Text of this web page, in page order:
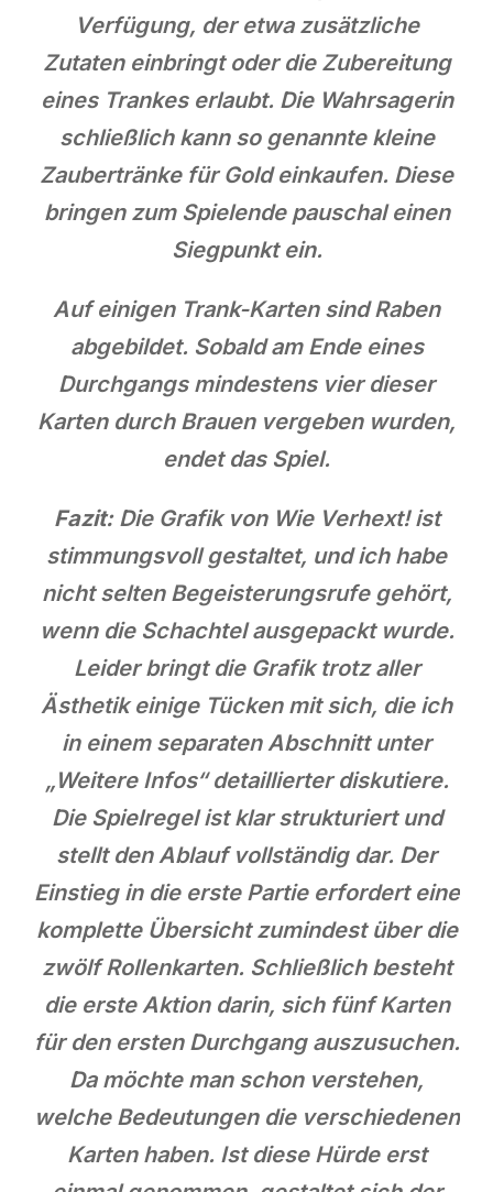
Verfügung, der etwa zusätzliche
Zutaten einbringt oder die Zubereitung
eines Trankes erlaubt. Die Wahrsagerin
schließlich kann so genannte kleine
Zaubertränke für Gold einkaufen. Diese
bringen zum Spielende pauschal einen
Siegpunkt ein.
Auf einigen Trank-Karten sind Raben
abgebildet. Sobald am Ende eines
Durchgangs mindestens vier dieser
Karten durch Brauen vergeben wurden,
endet das Spiel.
Fazit:Die Grafik von Wie Verhext! ist
stimmungsvoll gestaltet, und ich habe
nicht selten Begeisterungsrufe gehört,
wenn die Schachtel ausgepackt wurde.
Leider bringt die Grafik trotz aller
Ästhetik einige Tücken mit sich, die ich
in einem separaten Abschnitt unter
„Weitere Infos“ detaillierter diskutiere.
Die Spielregel ist klar strukturiert und
stellt den Ablauf vollständig dar. Der
Einstieg in die erste Partie erfordert eine
komplette Übersicht zumindest über die
zwölf Rollenkarten. Schließlich besteht
die erste Aktion darin, sich fünf Karten
für den ersten Durchgang auszusuchen.
Da möchte man schon verstehen,
welche Bedeutungen die verschiedenen
Karten haben. Ist diese Hürde erst